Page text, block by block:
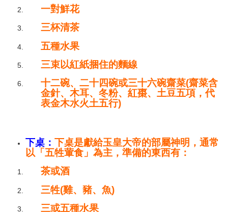
一對鮮花
三杯清茶
五種水果
三束以紅紙捆住的麵線
十二碗、二十四碗或三十六碗齋菜(齋菜含
金針、木耳、冬粉、紅棗、土豆五項，代
表金木水火土五行)
下桌： 下桌是獻給玉皇大帝的部屬神明，通常
以「五牲葷食」為主，準備的東西有：
茶或酒
三牲(雞、豬、魚)
三或五種水果